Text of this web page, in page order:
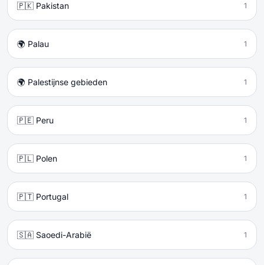
🇵🇰 Pakistan 1
🌍 Palau 1
🌍 Palestijnse gebieden 1
🇵🇪 Peru 1
🇵🇱 Polen 1
🇵🇹 Portugal 1
🇸🇦 Saoedi-Arabië 1